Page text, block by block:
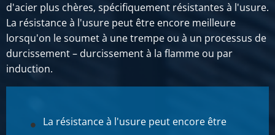
d'acier plus chères, spécifiquement résistantes à l'usure.
La résistance à l'usure peut être encore meilleure
lorsqu'on le soumet à une trempe ou à un processus de
durcissement – durcissement à la flamme ou par
induction.
La résistance à l'usure peut encore être